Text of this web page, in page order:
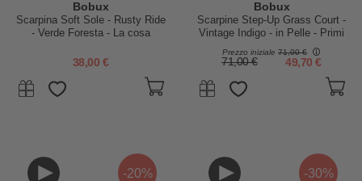
Bobux
Scarpina Soft Sole - Rusty Ride
- Verde Foresta - La cosa
38,00 €
Bobux
Scarpine Step-Up Grass Court -
Vintage Indigo - in Pelle - Primi
Prezzo iniziale 71,00 €
71,00 € 49,70 €
-20% -30%